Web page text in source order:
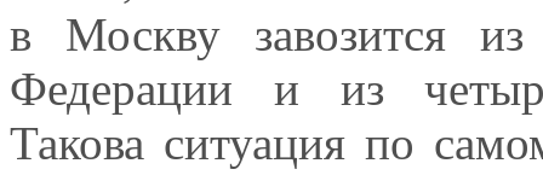
в Москву завозится из
Федерации и из
Такова ситуация по